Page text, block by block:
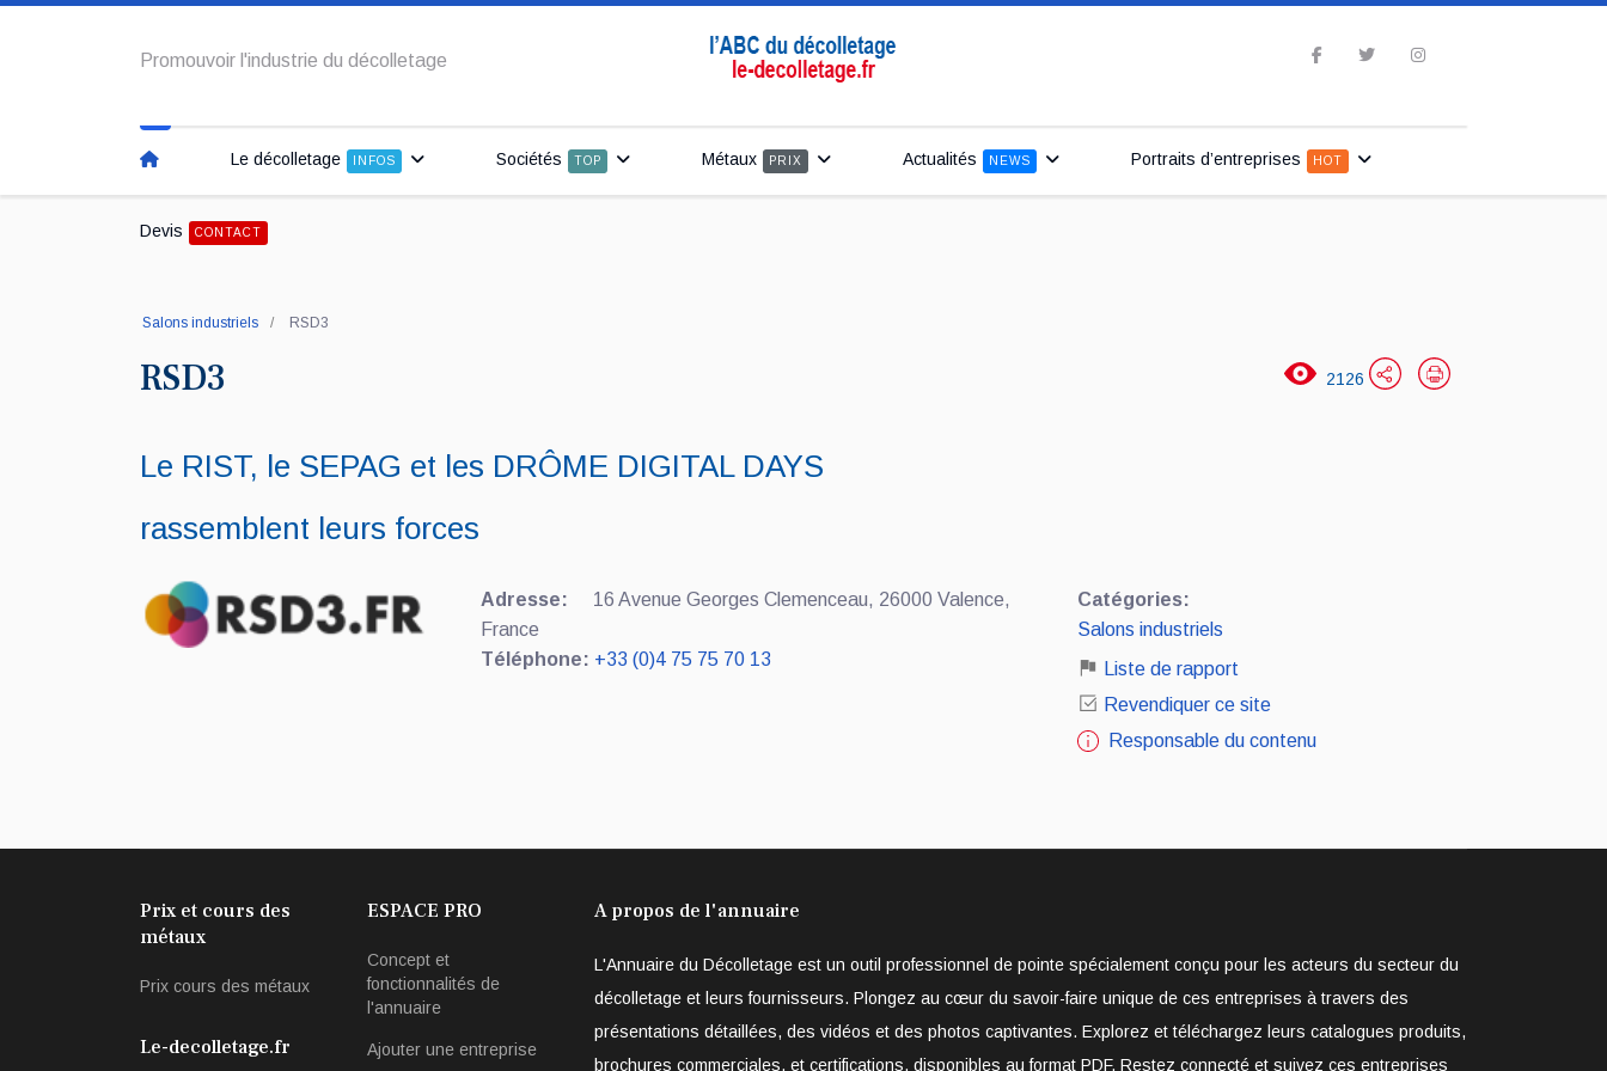
Promouvoir l'industrie du décolletage
Le décolletage INFOS Sociétés TOP Métaux PRIX Actualités NEWS Portraits d’entreprises HOT
Devis CONTACT
Salons industriels RSD3
RSD3
Le RIST, le SEPAG et les DRÔME DIGITAL DAYS
rassemblent leurs forces
2126
Adresse:
16 Avenue Georges Clemenceau, 26000 Valence,
France
Téléphone: +33 (0)4 75 75 70 13
Catégories:
Salons industriels
Liste de rapport
Revendiquer ce site
Responsable du contenu
Prix et cours des
métaux
Prix cours des métaux
Le-decolletage.fr
ESPACE PRO
Concept et
fonctionnalités de
l'annuaire
Ajouter une entreprise
A propos de l'annuaire
L'Annuaire du Décolletage est un outil professionnel de pointe spécialement conçu pour les acteurs du secteur du
décolletage et leurs fournisseurs. Plongez au cœur du savoir-faire unique de ces entreprises à travers des
présentations détaillées, des vidéos et des photos captivantes. Explorez et téléchargez leurs catalogues produits,
brochures commerciales, et certifications, disponibles au format PDF. Restez connecté et suivez ces entreprises